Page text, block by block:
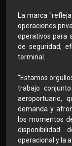
La marca
operaciones
operativos para
de seguridad,
terminal.
“Estamos
trabajo
aeroportuario,
demanda y
los momentos
disponibilidad
operacional y la